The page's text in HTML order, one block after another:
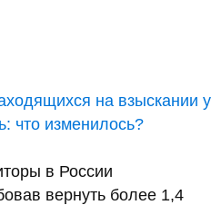
на взыскании у
что изменилось?
в России
вернуть более 1,4